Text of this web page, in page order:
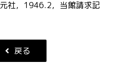
社，1946.2，当館請求記
戻る